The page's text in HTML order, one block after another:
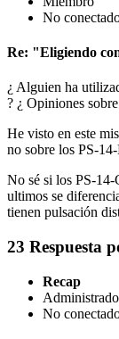
No
Re: "Eligiendo
¿ Alguien ha
? ¿ Opiniones
He visto en este
no sobre los PS-
No sé si los PS-
ultimos se
tienen pulsación
23 Respuesta
Recap
No